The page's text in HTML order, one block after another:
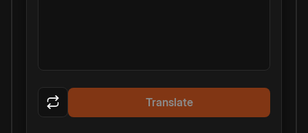
Translate